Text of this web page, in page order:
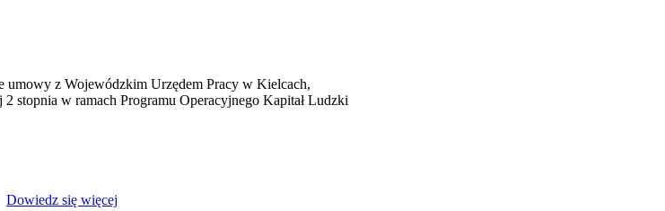
umowy z Wojewódzkim Urzędem Pracy w Kielcach,
2 stopnia w ramach Programu Operacyjnego Kapitał Ludzki
Dowiedz się więcej